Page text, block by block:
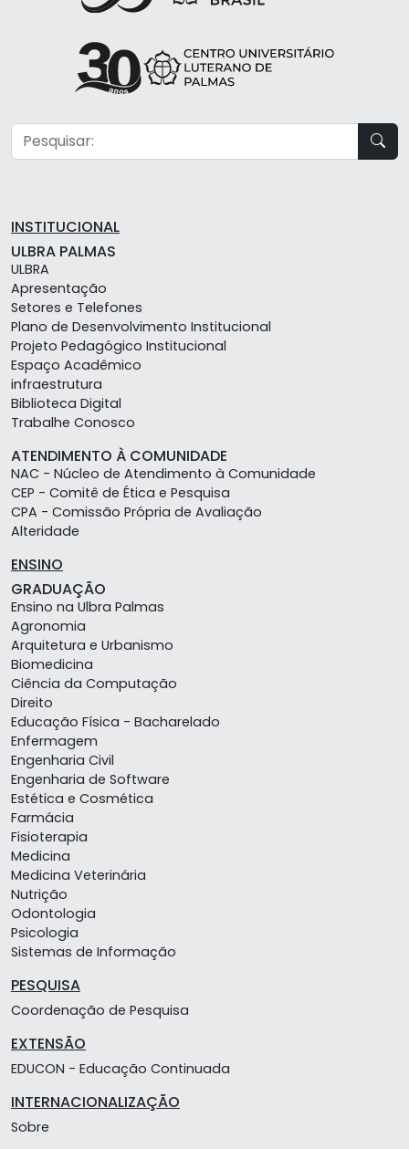
INSTITUCIONAL
ULBRA PALMAS
ULBRA
Apresentação
Setores e Telefones
Plano de Desenvolvimento Institucional
Projeto Pedagógico Institucional
Espaço Acadêmico
infraestrutura
Biblioteca Digital
Trabalhe Conosco
ATENDIMENTO À COMUNIDADE
NAC - Núcleo de Atendimento à Comunidade
CEP - Comitê de Ética e Pesquisa
CPA - Comissão Própria de Avaliação
Alteridade
ENSINO
GRADUAÇÃO
Ensino na Ulbra Palmas
Agronomia
Arquitetura e Urbanismo
Biomedicina
Ciência da Computação
Direito
Educação Física - Bacharelado
Enfermagem
Engenharia Civil
Engenharia de Software
Estética e Cosmética
Farmácia
Fisioterapia
Medicina
Medicina Veterinária
Nutrição
Odontologia
Psicologia
Sistemas de Informação
PESQUISA
Coordenação de Pesquisa
EXTENSÃO
EDUCON - Educação Continuada
INTERNACIONALIZAÇÃO
Sobre